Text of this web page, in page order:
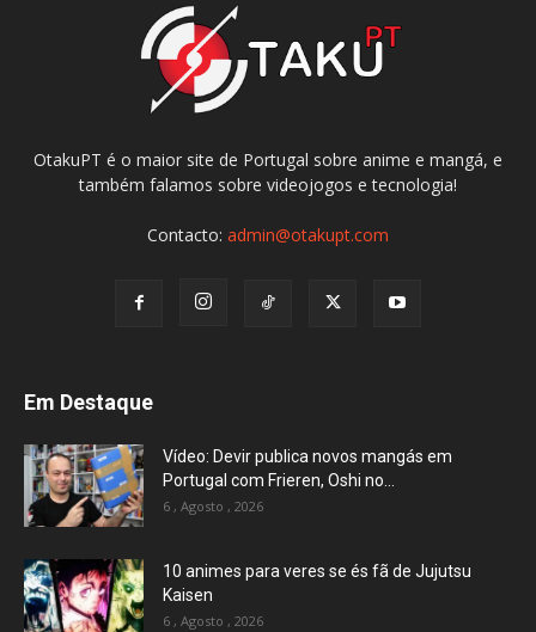
OtakuPT é o maior site de Portugal sobre anime e mangá, e
também falamos sobre videojogos e tecnologia!
Contacto: admin@otakupt.com
Em Destaque
Vídeo: Devir publica novos mangás em
Portugal com Frieren, Oshi no...
6 , Agosto , 2026
10 animes para veres se és fã de Jujutsu
Kaisen
6 , Agosto , 2026